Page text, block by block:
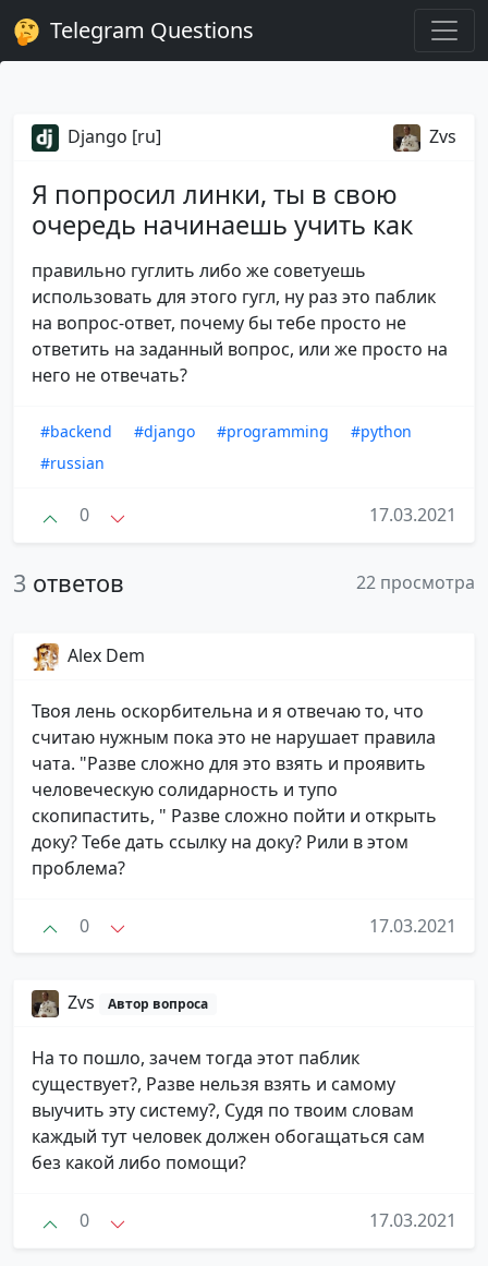
Telegram Questions
Django [ru] Zvs
Я попросил линки, ты в свою
очередь начинаешь учить как
правильно гуглить либо же советуешь
использовать для этого гугл, ну раз это паблик
на вопрос-ответ, почему бы тебе просто не
ответить на заданный вопрос, или же просто на
него не отвечать?
#backend #django #programming
#python
#russian
0 17.03.2021
3 ответов 22 просмотра
Alex Dem
Твоя лень оскорбительна и я отвечаю то, что
считаю нужным пока это не нарушает правила
чата. "Разве сложно для это взять и проявить
человеческую солидарность и тупо
скопипастить, " Разве сложно пойти и открыть
доку? Тебе дать ссылку на доку? Рили в этом
проблема?
0 17.03.2021
Zvs Автор вопроса
На то пошло, зачем тогда этот паблик
существует?, Разве нельзя взять и самому
выучить эту систему?, Судя по твоим словам
каждый тут человек должен обогащаться сам
без какой либо помощи?
0 17.03.2021